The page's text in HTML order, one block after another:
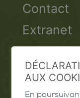
Contact
Extranet
Valais
AUX
En